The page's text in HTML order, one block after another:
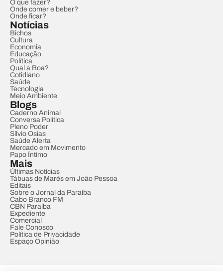
O que fazer?
Onde comer e beber?
Onde ficar?
Notícias
Bichos
Cultura
Economia
Educação
Política
Qual a Boa?
Cotidiano
Saúde
Tecnologia
Meio Ambiente
Blogs
Caderno Animal
Conversa Política
Pleno Poder
Sílvio Osias
Saúde Alerta
Mercado em Movimento
Papo Íntimo
Mais
Últimas Notícias
Tábuas de Marés em João Pessoa
Editais
Sobre o Jornal da Paraíba
Cabo Branco FM
CBN Paraíba
Expediente
Comercial
Fale Conosco
Política de Privacidade
Espaço Opinião